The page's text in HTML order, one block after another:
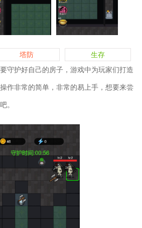
塔防
生存
守护好自己的房子，游戏中为玩家们打造
作非常的简单，非常的易上手，想要来尝
。